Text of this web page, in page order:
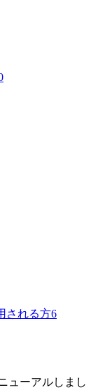
される方6
ューアルしまし